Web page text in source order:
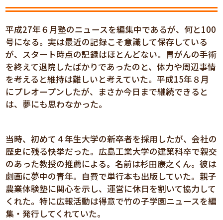
平成27年６月塾のニュースを編集中であるが、何と100
号になる。実は最近の記録こそ意識して保存している
が、スタート時点の記録はほとんどない。胃がんの手術
を終えて退院したばかりであったのと、体力や周辺事情
を考えると維持は難しいと考えていた。平成15年８月
にプレオープンしたが、まさか今日まで継続できると
は、夢にも思わなかった。
当時、初めて４年生大学の新卒者を採用したが、会社の
歴史に残る快挙だった。広島工業大学の建築科卒で親交
のあった教授の推薦による。名前は杉田康之くん。彼は
劇画に夢中の青年。自費で単行本も出版していた。親子
農業体験塾に関心を示し、運営に休日を割いて協力して
くれた。特に広報活動は得意で竹の子学園ニュースを編
集・発行してくれていた。